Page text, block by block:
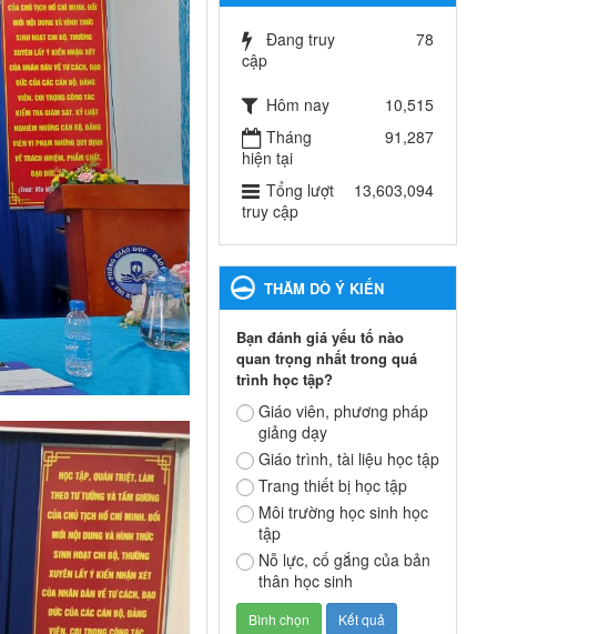
Hướng dẫn thực hiện
năm học 2024-2025
Hướng dẫn thực hiện nhiệm
vụ giáo dục tiểu học năm học
2024-2025
Ngày ban hành: 26/09/2024
cho học sinh năm 2024
Tổ chức các hoạt động hè cho
học sinh năm 2024
Ngày ban hành: 24/05/2024
Tổ chức phong trào trồng
cây xanh trong ngành Giáo
dục và Đào tạo năm 2024
Tổ chức phong trào trồng cây
xanh trong ngành Giáo dục và
Đào tạo năm 2024
Ngày ban hành: 16/05/2024
Thông báo về việc treo
Quốc kỳ và nghỉ lễ kỉ niệm
49 năm ngày Giải phóng
hoàn toàn miền năm -
Đang truy
cập
78
Hôm nay
10,515
Tháng
hiện tại
91,287
Tổng lượt
truy cập
13,603,094
THĂM DÒ Ý KIẾN
Bạn đánh giá yếu tố nào
quan trọng nhất trong quá
trình học tập?
Giáo viên, phương pháp
giảng dạy
Giáo trình, tài liệu học tập
Trang thiết bị học tập
Môi trường học sinh học
tập
Nỗ lực, cố gắng của bản
thân học sinh